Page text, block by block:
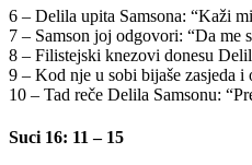
6 – Delila upita Samsona: “Kaži
7 – Samson joj odgovori: “Da me
8 – Filistejski knezovi donesu
9 – Kod nje u sobi bijaše zasjeda i
10 – Tad reče Delila Samsonu:
Suci 16: 11 – 15